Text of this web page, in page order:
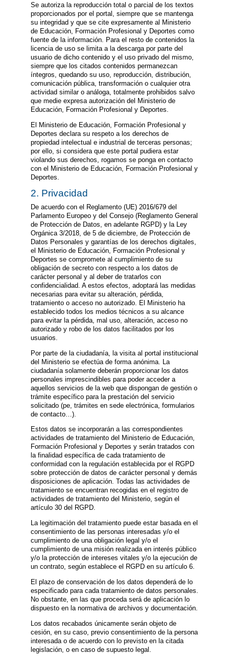
Se autoriza la reproducción total o parcial de los textos
proporcionados por el portal, siempre que se mantenga
su integridad y que se cite expresamente al Ministerio
de Educación, Formación Profesional y Deportes como
fuente de la información. Para el resto de contenidos la
licencia de uso se limita a la descarga por parte del
usuario de dicho contenido y el uso privado del mismo,
siempre que los citados contenidos permanezcan
íntegros, quedando su uso, reproducción, distribución,
comunicación pública, transformación o cualquier otra
actividad similar o análoga, totalmente prohibidos salvo
que medie expresa autorización del Ministerio de
Educación, Formación Profesional y Deportes.
El Ministerio de Educación, Formación Profesional y
Deportes declara su respeto a los derechos de
propiedad intelectual e industrial de terceras personas;
por ello, si considera que este portal pudiera estar
violando sus derechos, rogamos se ponga en contacto
con el Ministerio de Educación, Formación Profesional y
Deportes.
2. Privacidad
De acuerdo con el Reglamento (UE) 2016/679 del
Parlamento Europeo y del Consejo (Reglamento General
de Protección de Datos, en adelante RGPD) y la Ley
Orgánica 3/2018, de 5 de diciembre, de Protección de
Datos Personales y garantías de los derechos digitales,
el Ministerio de Educación, Formación Profesional y
Deportes se compromete al cumplimiento de su
obligación de secreto con respecto a los datos de
carácter personal y al deber de tratarlos con
confidencialidad. A estos efectos, adoptará las medidas
necesarias para evitar su alteración, pérdida,
tratamiento o acceso no autorizado. El Ministerio ha
establecido todos los medios técnicos a su alcance
para evitar la pérdida, mal uso, alteración, acceso no
autorizado y robo de los datos facilitados por los
usuarios.
Por parte de la ciudadanía, la visita al portal institucional
del Ministerio se efectúa de forma anónima. La
ciudadanía solamente deberán proporcionar los datos
personales imprescindibles para poder acceder a
aquellos servicios de la web que dispongan de gestión o
trámite específico para la prestación del servicio
solicitado (pe, trámites en sede electrónica, formularios
de contacto…).
Estos datos se incorporarán a las correspondientes
actividades de tratamiento del Ministerio de Educación,
Formación Profesional y Deportes y serán tratados con
la finalidad específica de cada tratamiento de
conformidad con la regulación establecida por el RGPD
sobre protección de datos de carácter personal y demás
disposiciones de aplicación. Todas las actividades de
tratamiento se encuentran recogidas en el registro de
actividades de tratamiento del Ministerio, según el
artículo 30 del RGPD.
La legitimación del tratamiento puede estar basada en el
consentimiento de las personas interesadas y/o el
cumplimiento de una obligación legal y/o el
cumplimiento de una misión realizada en interés público
y/o la protección de intereses vitales y/o la ejecución de
un contrato, según establece el RGPD en su artículo 6.
El plazo de conservación de los datos dependerá de lo
especificado para cada tratamiento de datos personales.
No obstante, en las que proceda será de aplicación lo
dispuesto en la normativa de archivos y documentación.
Los datos recabados únicamente serán objeto de
cesión, en su caso, previo consentimiento de la persona
interesada o de acuerdo con lo previsto en la citada
legislación, o en caso de supuesto legal.